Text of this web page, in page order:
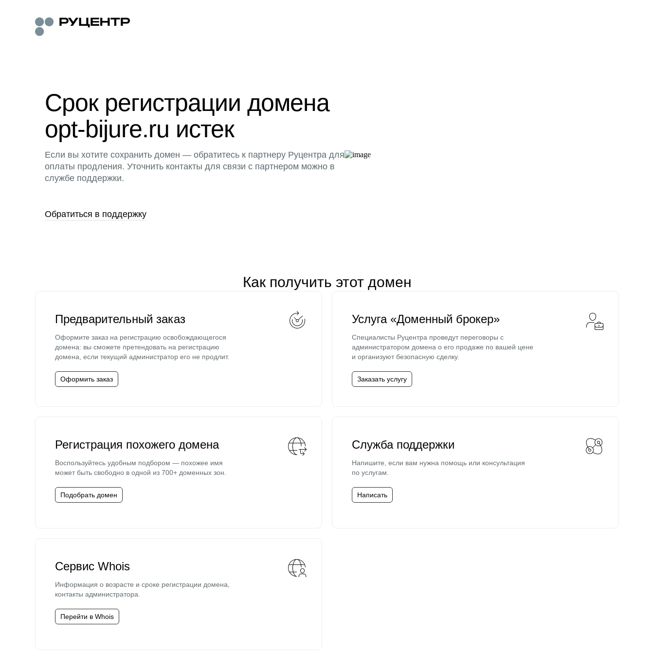
Срок регистрации домена
opt-bijure.ru истек
Если вы хотите сохранить домен — обратитесь к партнеру Руцентра для
оплаты продления. Уточнить контакты для связи с партнером можно в
службе поддержки.
Обратиться в поддержку
Как получить этот домен
Предварительный заказ
Оформите заказ на регистрацию освобождающегося
домена: вы сможете претендовать на регистрацию
домена, если текущий администратор его не продлит.
Оформить заказ
Услуга «Доменный брокер»
Специалисты Руцентра проведут переговоры с
администратором домена о его продаже по вашей цене
и организуют безопасную сделку.
Заказать услугу
Регистрация похожего домена
Воспользуйтесь удобным подбором — похожее имя
может быть свободно в одной из 700+ доменных зон.
Подобрать домен
Служба поддержки
Напишите, если вам нужна помощь или консультация
по услугам.
Написать
Сервис Whois
Информация о возрасте и сроке регистрации домена,
контакты администратора.
Перейти в Whois